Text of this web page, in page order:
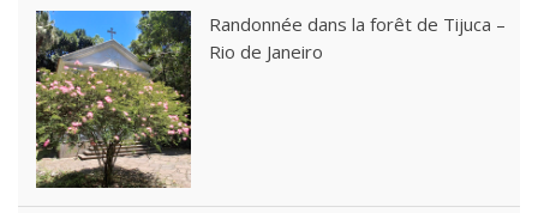
Randonnée dans la forêt de Tijuca –
Rio de Janeiro